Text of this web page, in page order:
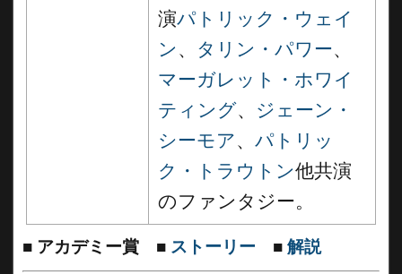
演パトリック・ウェイ
ン 、 タリン・パワー、
マーガレット・ホワイ
ティング、 ジェーン・
シーモア、 パトリッ
ク・トラウトン他共演
のファンタジー。
■ アカデミー賞 ■ ストーリー ■ 解説